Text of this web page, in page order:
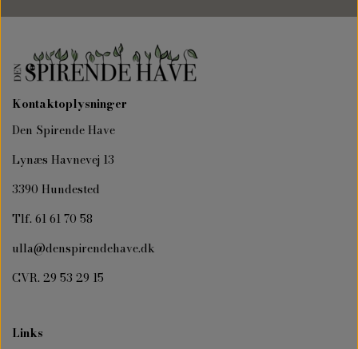
Kontaktoplysninger
Den Spirende Have
Lynæs Havnevej 13
3390 Hundested
Tlf. 61 61 70 58
ulla@denspirendehave.dk
CVR. 29 53 29 15
Links